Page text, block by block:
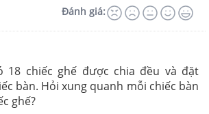
Đánh giá:
18 chiếc ghế được chia đều và đặt
bàn. Hỏi xung quanh mỗi chiếc bàn
ghế?